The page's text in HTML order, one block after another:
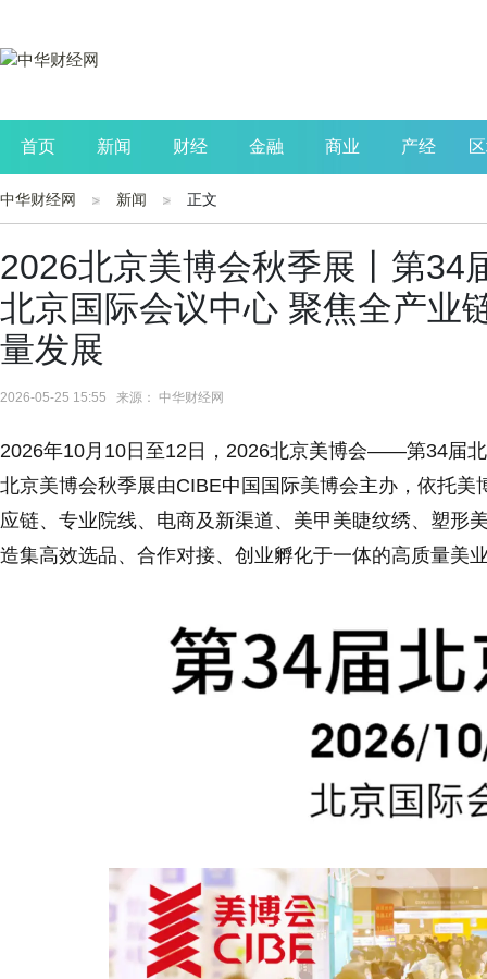
首页 新闻 财经 金融 商业 产经
公司 生活 读书
中华财经网 新闻 正文
2026北京美博会秋季展丨第34
北京国际会议中心 聚焦全产业
量发展
2026-05-25 15:55 来源： 中华财经网
2026年10月10日至12日，2026北京美博会——第34届
北京美博会秋季展由CIBE中国国际美博会主办，依托
应链、专业院线、电商及新渠道、美甲美睫纹绣、塑形
造集高效选品、合作对接、创业孵化于一体的高质量美